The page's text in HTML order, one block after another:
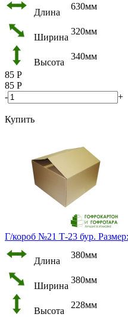
Длина
630мм
Ширина
320мм
Высота
340мм
85 Р
85 Р
-
+
Купить
Г/короб №21 Т-23 бур.
Длина
380мм
Ширина
380мм
Высота
228мм